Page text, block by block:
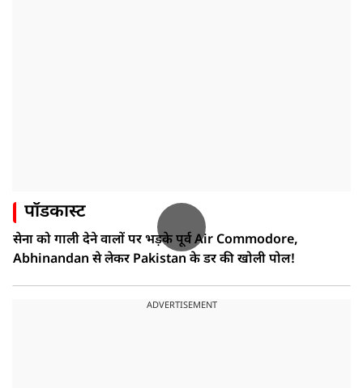
पॉडकास्ट
सेना को गाली देने वालों पर भड़के पूर्व Air Commodore,
Abhinandan से लेकर Pakistan के डर की खोली पोल!
ADVERTISEMENT